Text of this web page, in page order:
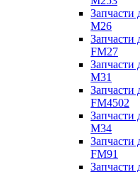
Запчасти
M26
Запчасти
FM27
Запчасти
M31
Запчасти
FM4502
Запчасти
M34
Запчасти
FM91
Запчасти